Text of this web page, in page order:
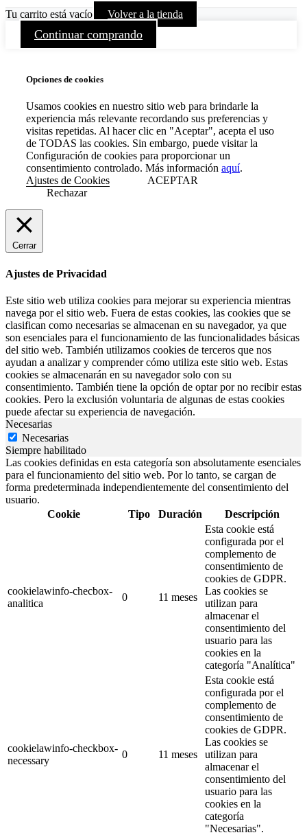
Tu carrito está vacío Volver a la tienda
Continuar comprando
Opciones de cookies
Usamos cookies en nuestro sitio web para brindarle la
experiencia más relevante recordando sus preferencias y
visitas repetidas. Al hacer clic en "Aceptar", acepta el uso
de TODAS las cookies. Sin embargo, puede visitar la
Configuración de cookies para proporcionar un
consentimiento controlado. Más información aquí.
Ajustes de Cookies
ACEPTAR
Rechazar
Cerrar
Ajustes de Privacidad
Este sitio web utiliza cookies para mejorar su experiencia mientras
navega por el sitio web. Fuera de estas cookies, las cookies que se
clasifican como necesarias se almacenan en su navegador, ya que
son esenciales para el funcionamiento de las funcionalidades básicas
del sitio web. También utilizamos cookies de terceros que nos
ayudan a analizar y comprender cómo utiliza este sitio web. Estas
cookies se almacenarán en su navegador solo con su
consentimiento. También tiene la opción de optar por no recibir estas
cookies. Pero la exclusión voluntaria de algunas de estas cookies
puede afectar su experiencia de navegación.
Necesarias
Necesarias
Siempre habilitado
Las cookies definidas en esta categoría son absolutamente esenciales
para el funcionamiento del sitio web. Por lo tanto, se cargan de
forma predeterminada independientemente del consentimiento del
usuario.
Cookie
Tipo Duración Descripción
cookielawinfo-checbox-
analitica
0 11 meses
Esta cookie está
configurada por el
complemento de
consentimiento de
cookies de GDPR.
Las cookies se
utilizan para
almacenar el
consentimiento del
usuario para las
cookies en la
categoría "Analítica"
cookielawinfo-checkbox-
necessary
0 11 meses
Esta cookie está
configurada por el
complemento de
consentimiento de
cookies de GDPR.
Las cookies se
utilizan para
almacenar el
consentimiento del
usuario para las
cookies en la
categoría
"Necesarias".